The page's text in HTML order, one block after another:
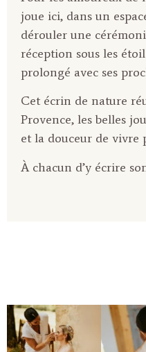
joue ici, dans un
dérouler une
réception sous les
prolongé avec ses
Cet écrin de nature
Provence, les belles
et la douceur de vivre
À chacun d’y écrire